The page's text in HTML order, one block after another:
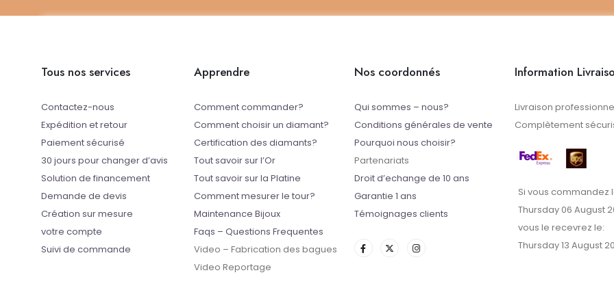
Tous nos services
Contactez-nous
Expédition et retour
Paiement sécurisé
30 jours pour changer d’avis
Solution de financement
Demande de devis
Création sur mesure
votre compte
Suivi de commande
Apprendre
Comment commander?
Comment choisir un diamant?
Certification des diamants?
Tout savoir sur l’Or
Tout savoir sur la Platine
Comment mesurer le tour?
Maintenance Bijoux
Faqs – Questions Frequentes
Video – Fabrication des bagues
Video Reportage
Nos coordonnés
Qui sommes – nous?
Conditions générales de vente
Pourquoi nous choisir?
Partenariats
Droit d’echange de 10 ans
Garantie 1 ans
Témoignages clients
Information
Livraison
Complètement
Si vous commandez
Thursday 06 August
vous le recevrez le:
Thursday 13 August